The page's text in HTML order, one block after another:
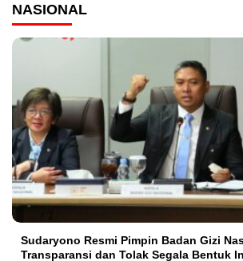
NASIONAL
Sudaryono Resmi Pimpin Badan Gizi
Transparansi dan Tolak Segala Bentuk